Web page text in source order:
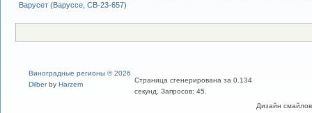
Варусет (Варуссе, СВ-23-657)
Дизайн
Виноградные регионы © 2026
Dilberby Harzem
Страница сгенерирована за 0.134
секунд. Запросов: 45.